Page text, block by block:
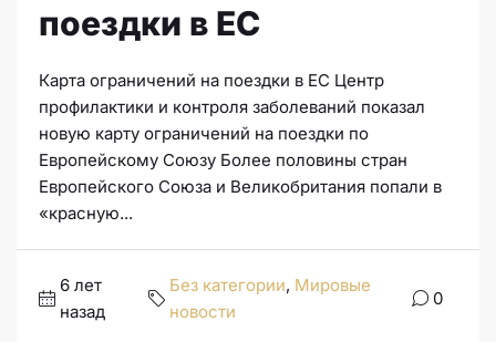
поездки в ЕС
Карта ограничений на поездки в ЕС Центр
профилактики и контроля заболеваний показал
новую карту ограничений на поездки по
Европейскому Союзу Более половины стран
Европейского Союза и Великобритания попали в
«красную...
6 лет
назад
Без категории, Мировые
новости
0